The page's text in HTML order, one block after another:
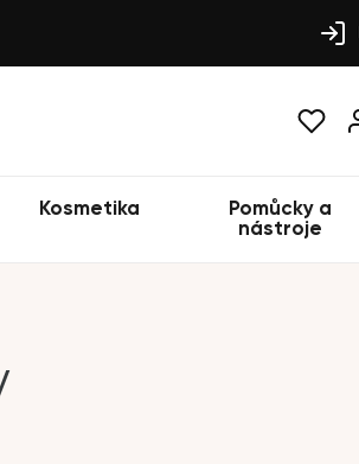
Kosmetika
Pomůcky a
nástroje